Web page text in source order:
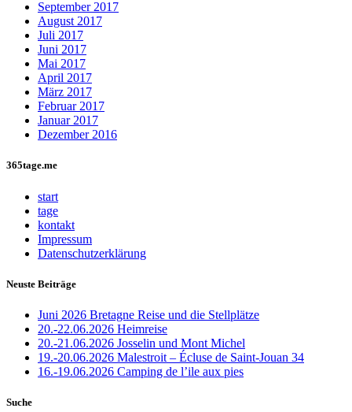
September 2017
August 2017
Juli 2017
Juni 2017
Mai 2017
April 2017
März 2017
Februar 2017
Januar 2017
Dezember 2016
365tage.me
start
tage
kontakt
Impressum
Datenschutzerklärung
Neuste Beiträge
Juni 2026 Bretagne Reise und die Stellplätze
20.-22.06.2026 Heimreise
20.-21.06.2026 Josselin und Mont Michel
19.-20.06.2026 Malestroit – Écluse de Saint-Jouan 34
16.-19.06.2026 Camping de l’ile aux pies
Suche